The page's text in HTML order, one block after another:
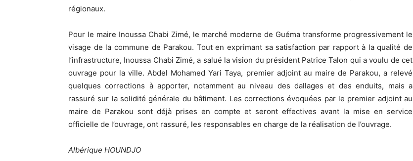
régionaux.
Pour le maire Inoussa Chabi Zimé, le marché moderne de Guéma transforme progressivement le
visage de la commune de Parakou. Tout en exprimant sa satisfaction par rapport à la qualité de
l’infrastructure, Inoussa Chabi Zimé, a salué la vision du président Patrice Talon qui a voulu de cet
ouvrage pour la ville. Abdel Mohamed Yari Taya, premier adjoint au maire de Parakou, a relevé
quelques corrections à apporter, notamment au niveau des dallages et des enduits, mais a
rassuré sur la solidité générale du bâtiment. Les corrections évoquées par le premier adjoint au
maire de Parakou sont déjà prises en compte et seront effectives avant la mise en service
officielle de l’ouvrage, ont rassuré, les responsables en charge de la réalisation de l’ouvrage.
Albérique HOUNDJO